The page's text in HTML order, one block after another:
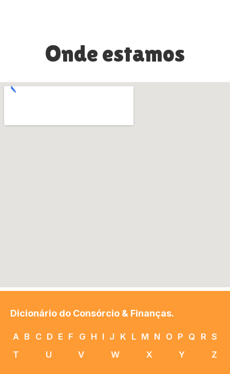
Onde estamos
Dicionário do Consórcio & Finanças.
A B C D E F G H I J K L M N O P Q R S
T
U V W X Y Z